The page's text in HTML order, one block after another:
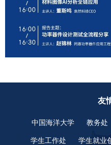
友
中国海洋大学 教务处
学生工作处 学生就业